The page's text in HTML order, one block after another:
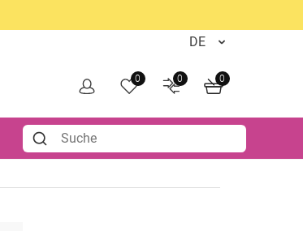
0 0 0